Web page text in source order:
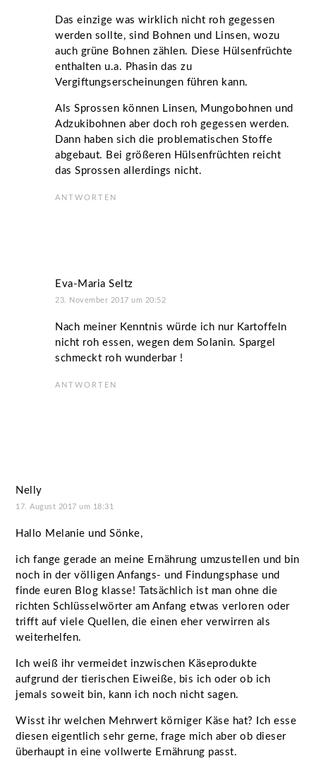
Das einzige was wirklich nicht roh gegessen
werden sollte, sind Bohnen und Linsen, wozu
auch grüne Bohnen zählen. Diese Hülsenfrüchte
enthalten u.a. Phasin das zu
Vergiftungserscheinungen führen kann.
Als Sprossen können Linsen, Mungobohnen und
Adzukibohnen aber doch roh gegessen werden.
Dann haben sich die problematischen Stoffe
abgebaut. Bei größeren Hülsenfrüchten reicht
das Sprossen allerdings nicht.
ANTWORTEN
Eva-Maria Seltz
23. November 2017 um 20:52
Nach meiner Kenntnis würde ich nur Kartoffeln
nicht roh essen, wegen dem Solanin. Spargel
schmeckt roh wunderbar !
ANTWORTEN
Nelly
17. August 2017 um 18:31
Hallo Melanie und Sönke,
ich fange gerade an meine Ernährung umzustellen und bin
noch in der völligen Anfangs- und Findungsphase und
finde euren Blog klasse! Tatsächlich ist man ohne die
richten Schlüsselwörter am Anfang etwas verloren oder
trifft auf viele Quellen, die einen eher verwirren als
weiterhelfen.
Ich weiß ihr vermeidet inzwischen Käseprodukte
aufgrund der tierischen Eiweiße, bis ich oder ob ich
jemals soweit bin, kann ich noch nicht sagen.
Wisst ihr welchen Mehrwert körniger Käse hat? Ich esse
diesen eigentlich sehr gerne, frage mich aber ob dieser
überhaupt in eine vollwerte Ernährung passt.